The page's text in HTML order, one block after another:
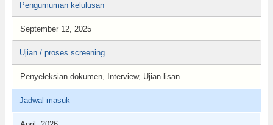
Pengumuman kelulusan
September 12, 2025
Ujian / proses screening
Penyeleksian dokumen, Interview, Ujian lisan
Jadwal masuk